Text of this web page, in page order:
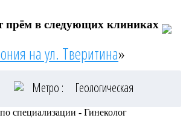
прём в следующих клиниках
на ул. Тверитина»
Метро : Геологическая
специализации - Гинеколог